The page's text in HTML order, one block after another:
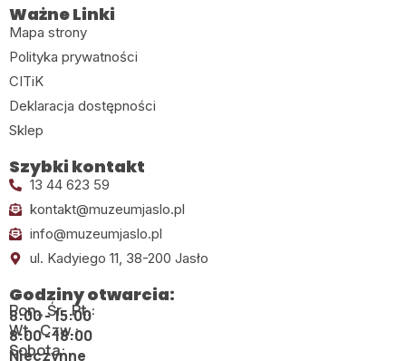
Ważne Linki
Mapa strony
Polityka prywatności
CITiK
Deklaracja dostępności
Sklep
Szybki kontakt
13 44 623 59
kontakt@muzeumjaslo.pl
info@muzeumjaslo.pl
ul. Kadyiego 11, 38-200 Jasło
Godziny otwarcia:
Pon., Śr., Pt.:
8:00 - 15:00
Wt., Czw.:
8:00 - 18:00
Sobota:
Nieczynne